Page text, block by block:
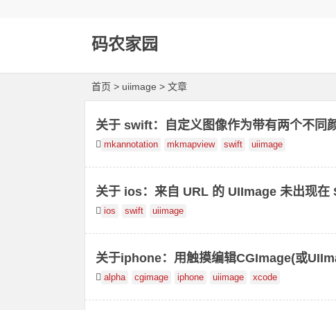
码农家园
首页 > uiimage > 文章
关于 swift：自定义图像作为带有两个不同
mkannotation mkmapview swift uiimage
关于 ios：来自 URL 的 UIImage 未出现在
ios swift uiimage
关于iphone：用触摸编辑CGImage(或
alpha cgimage iphone uiimage xcode